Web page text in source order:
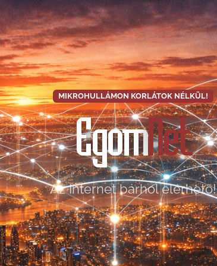
MIKROHULLÁMON KORLÁTOK NÉLKÜL!
EgomNet
Az Internet bárhol elérhető!